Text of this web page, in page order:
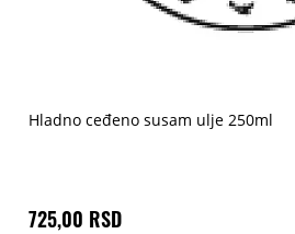
Hladno ceđeno susam ulje 250ml
725,00 RSD